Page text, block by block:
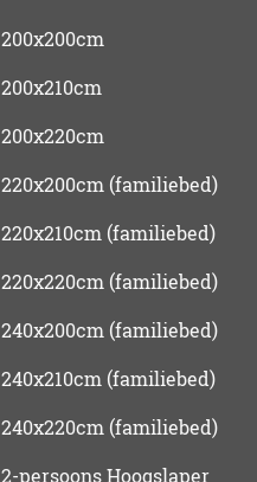
200x200cm
200x210cm
200x220cm
220x200cm (familiebed)
220x210cm (familiebed)
220x220cm (familiebed)
240x200cm (familiebed)
240x210cm (familiebed)
240x220cm (familiebed)
2-persoons Hoogslaper